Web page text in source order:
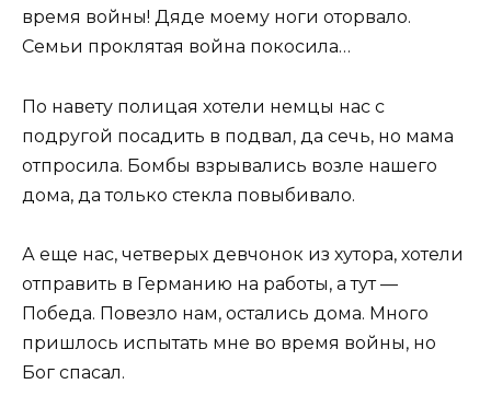
время войны! Дяде моему ноги оторвало.
Семьи проклятая война покосила…
По навету полицая хотели немцы нас с
подругой посадить в подвал, да сечь, но мама
отпросила. Бомбы взрывались возле нашего
дома, да только стекла повыбивало.
А еще нас, четверых девчонок из хутора, хотели
отправить в Германию на работы, а тут —
Победа. Повезло нам, остались дома. Много
пришлось испытать мне во время войны, но
Бог спасал.